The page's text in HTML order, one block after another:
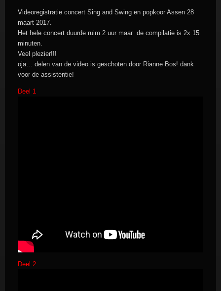
Videoregistratie concert Sing and Swing en popkoor Assen 28
maart 2017.
Het hele concert duurde ruim 2 uur maar de compilatie is 2x 15
minuten.
Veel plezier!!!
oja… delen van de video is geschoten door Rianne Bos! dank
voor de assistentie!
Deel 1
Deel 2